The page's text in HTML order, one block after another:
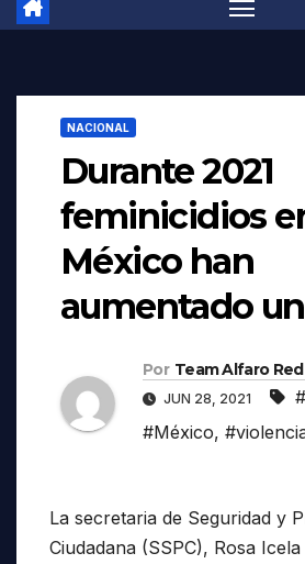
NACIONAL
Durante 2021
feminicidios
México han
aumentado un
Por Team Alfaro Red
JUN 28, 2021
#México,
La secretaria de Seguridad y
Ciudadana (SSPC), Rosa